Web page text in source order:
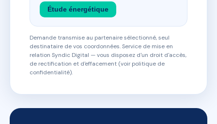
Étude énergétique
Demande transmise au partenaire sélectionné, seul
destinataire de vos coordonnées. Service de mise en
relation Syndic Digital — vous disposez d'un droit d'accès,
de rectification et d'effacement (voir politique de
confidentialité).